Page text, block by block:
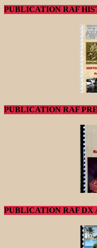
PUBLICATION RAF
PUBLICATION RAF
PUBLICATION RAF DX